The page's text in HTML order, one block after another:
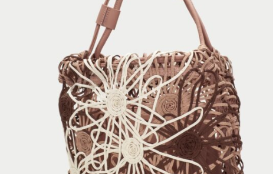
Šabac, Valjevo
Proleće/leto 2026
RSD
Šabac Valjevo